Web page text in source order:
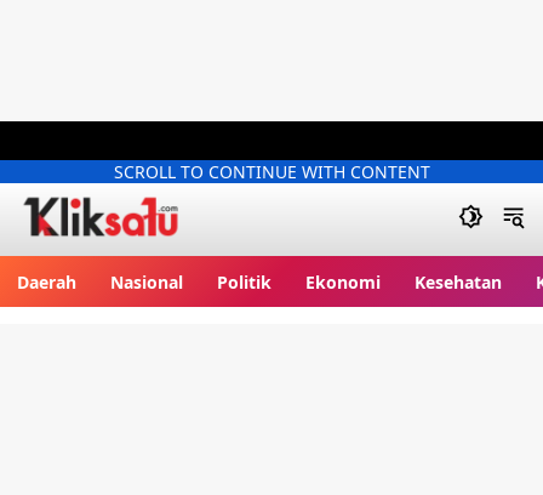
SCROLL TO CONTINUE WITH CONTENT
Daerah Nasional Politik Ekonomi Kesehatan